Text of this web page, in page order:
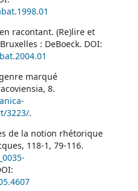
racontant. (Re)lire et
: DeBoeck. DOI:
marqué
8.
3223/.
de la notion rhétorique
118-1, 79-116.